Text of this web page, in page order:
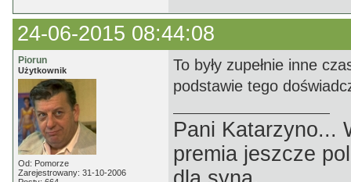
24-06-2015 08:44:08
Piorun
Użytkownik
Od: Pomorze
Zarejestrowany: 31-10-2006
To były zupełnie inne
podstawie tego
Pani Katarzyno...
premia jeszcze